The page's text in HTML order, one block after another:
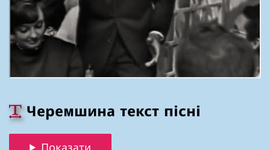
Черемшина текст пісні
Показати